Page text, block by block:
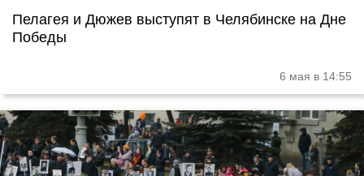
Пелагея и Дюжев выступят в Челябинске на Дне
Победы
6 мая в 14:55